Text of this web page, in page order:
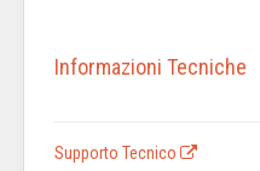
Informazioni Tecniche
Supporto Tecnico